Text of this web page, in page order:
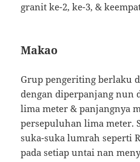
granit ke-2, ke-3, &
Makao
Grup pengeriting berlaku
dengan diperpanjang nun
lima meter & panjangnya
persepuluhan lima meter.
suka-suka lumrah seperti
pada setiap untai nan